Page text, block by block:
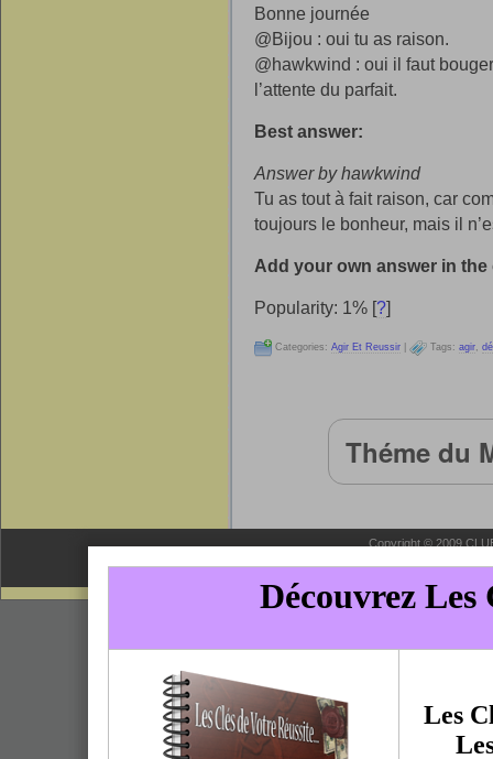
Bonne journée
@Bijou : oui tu as raison.
@hawkwind : oui il faut
l’attente du parfait.
Best answer:
Answer by hawkwind
Tu as tout à fait raison, car
toujours le bonheur, mais il
Add your own answer in
Popularity: 1% [?]
Categories: Agir Et Reussir Tags: agir,
Théme du
Copyright © 2009
L'Art de Réussir-Le Club Goldenpass-Contrôler vos